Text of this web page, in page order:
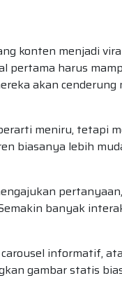
konten menjadi
pertama harus
akan
meniru, tetapi
biasanya lebih
banyak
informatif,
gambar statis